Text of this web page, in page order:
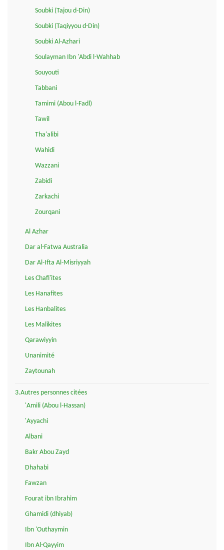
Soubki (Tajou d-Din)
Soubki (Taqiyyou d-Din)
Soubki Al-Azhari
Soulayman Ibn 'Abdi l-Wahhab
Souyouti
Tabbani
Tamimi (Abou l-Fadl)
Tawil
Tha'alibi
Wahidi
Wazzani
Zabidi
Zarkachi
Zourqani
Al Azhar
Dar al-Fatwa Australia
Dar Al-Ifta Al-Misriyyah
Les Chafi'ites
Les Hanafites
Les Hanbalites
Les Malikites
Qarawiyyin
Unanimité
Zaytounah
3.Autres personnes citées
'Amili (Abou l-Hassan)
'Ayyachi
Albani
Bakr Abou Zayd
Dhahabi
Fawzan
Fourat ibn Ibrahim
Ghamidi (dhiyab)
Ibn 'Outhaymin
Ibn Al-Qayyim